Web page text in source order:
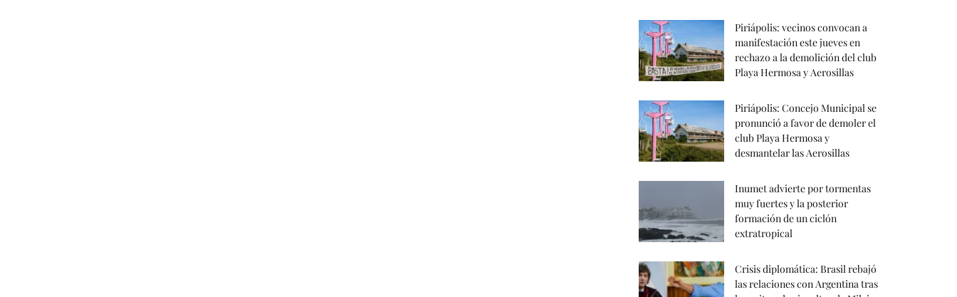
Piriápolis: vecinos convocan a
manifestación este jueves en
rechazo a la demolición del club
Playa Hermosa y Aerosillas
Piriápolis: Concejo Municipal se
pronunció a favor de demoler el
club Playa Hermosa y
desmantelar las Aerosillas
Inumet advierte por tormentas
muy fuertes y la posterior
formación de un ciclón
extratropical
Crisis diplomática: Brasil rebajó
las relaciones con Argentina tras